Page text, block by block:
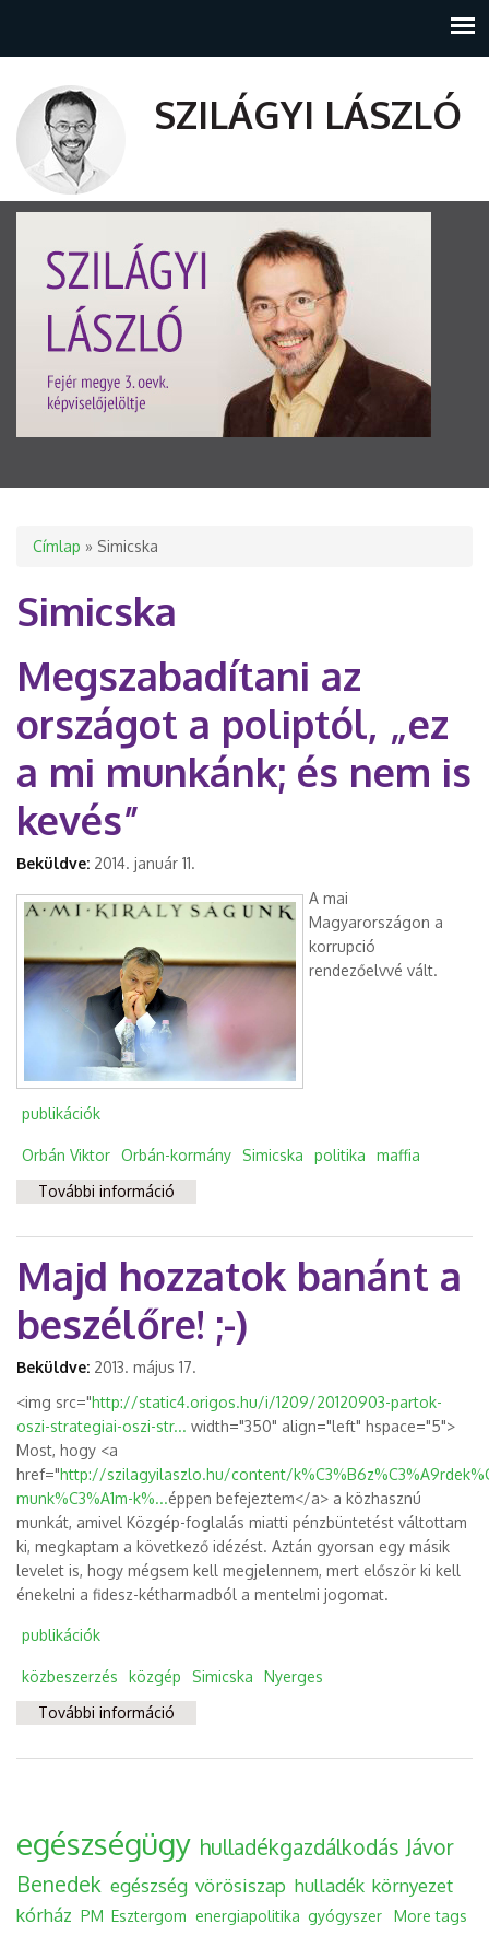
SZILÁGYI LÁSZLÓ
Jelenlegi hely
Címlap » Simicska
Simicska
Megszabadítani az
országot a poliptól, „ez
a mi munkánk; és nem is
kevés”
Beküldve: 2014. január 11.
A mai
Magyarországon a
korrupció
rendezőelvvé vált.
publikációk
Orbán Viktor Orbán-kormány Simicska politika
maffia
További információ
kapcsolatosan
Majd hozzatok banánt a
beszélőre! ;-)
Beküldve: 2013. május 17.
<img src="http://static4.origos.hu/i/1209/20120903-partok-
oszi-strategiai-oszi-str... width="350" align="left" hspace="5">
Most, hogy <a
href="http://szilagyilaszlo.hu/content/
munk%C3%A1m-k%...éppen befejeztem</a> a közhasznú
munkát, amivel Közgép-foglalás miatti pénzbüntetést váltottam
ki, megkaptam a következő idézést. Aztán gyorsan egy másik
levelet is, hogy mégsem kell megjelennem, mert először ki kell
énekelni a fidesz-kétharmadból a mentelmi jogomat.
publikációk
közbeszerzés közgép Simicska
Nyerges
További információ
egészségügy hulladékgazdálkodás Jávor
Benedek egészség vörösiszap hulladék környezet
kórház PM Esztergom energiapolitika gyógyszer More tags